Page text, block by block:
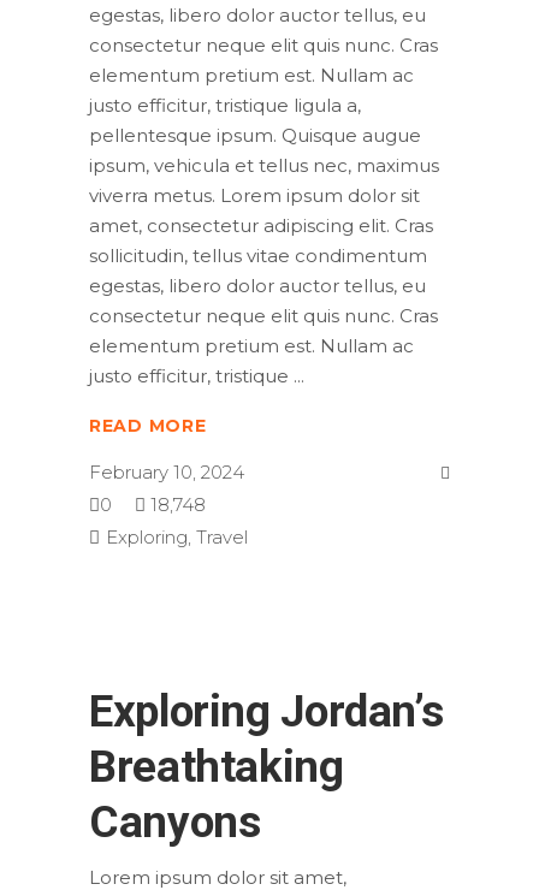
egestas, libero dolor auctor tellus, eu
consectetur neque elit quis nunc. Cras
elementum pretium est. Nullam ac
justo efficitur, tristique ligula a,
pellentesque ipsum. Quisque augue
ipsum, vehicula et tellus nec, maximus
viverra metus. Lorem ipsum dolor sit
amet, consectetur adipiscing elit. Cras
sollicitudin, tellus vitae condimentum
egestas, libero dolor auctor tellus, eu
consectetur neque elit quis nunc. Cras
elementum pretium est. Nullam ac
justo efficitur, tristique
READ MORE
February 10, 2024
0
18,748
Exploring, Travel
Exploring Jordan’s
Breathtaking
Canyons
Lorem ipsum dolor sit amet,